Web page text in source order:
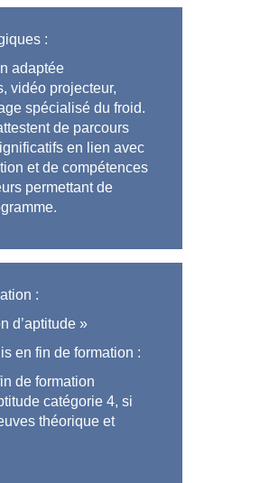
:
adaptée
vidéo projecteur,
spécialisé du froid.
de parcours
en lien avec
et de compétences
permettant de
:
d’aptitude »
en fin de formation :
de formation
catégorie 4, si
théorique et